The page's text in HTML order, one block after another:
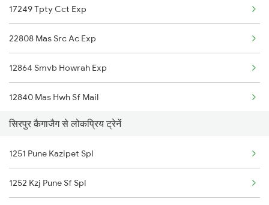
22674 Mq Ju Sf Express
17249 Tpty Cct Exp
22808 Mas Src Ac Exp
12864 Smvb Howrah Exp
12840 Mas Hwh Sf Mail
22708 Tpty Vskp Dd Ex
2007 Vskp Mas Sf Spl
2008 Mas Vskp Exp
सिरपुर कैगाजैग से लोकप्रिय ट्रेनें
1251 Pune Kazipet Spl
1252 Kzj Pune Sf Spl